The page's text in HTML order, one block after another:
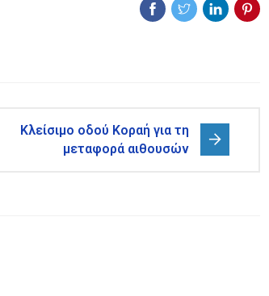
Κλείσιμο οδού Κοραή για τη
μεταφορά αιθουσών